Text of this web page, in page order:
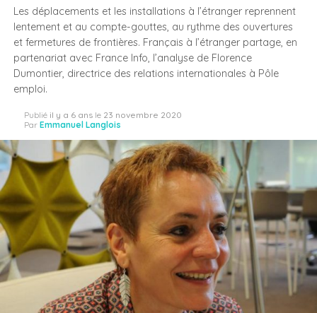
Les déplacements et les installations à l’étranger reprennent
lentement et au compte-gouttes, au rythme des ouvertures
et fermetures de frontières. Français à l’étranger partage, en
partenariat avec France Info, l’analyse de Florence
Dumontier, directrice des relations internationales à Pôle
emploi.
Publié il y a 6 ans le 23 novembre 2020
Par Emmanuel Langlois